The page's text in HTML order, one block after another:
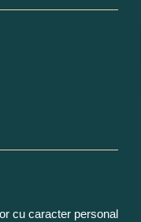
cu caracter personal